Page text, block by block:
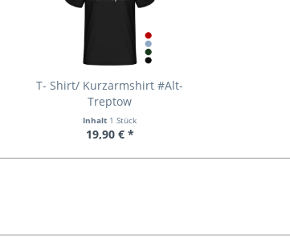
T- Shirt/ Kurzarmshirt #Alt-
Treptow
Inhalt 1 Stück
19,90 € *